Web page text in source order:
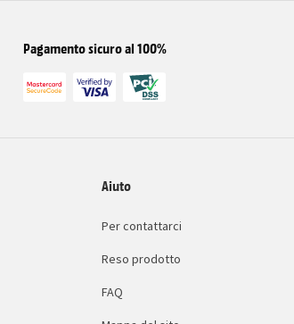
Pagamento sicuro al 100%
Aiuto
Per contattarci
Reso prodotto
FAQ